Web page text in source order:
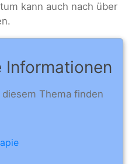
kann auch nach über
Thema finden